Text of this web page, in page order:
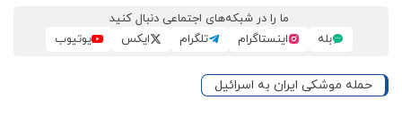
ما را در شبکه‌های اجتماعی دنبال کنید
بله
اینستاگرام تلگرام ایکس یوتیوب
حمله موشکی ایران به اسرائیل